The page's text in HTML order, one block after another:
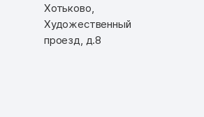
Хотьково,
Художественный
проезд, д.8